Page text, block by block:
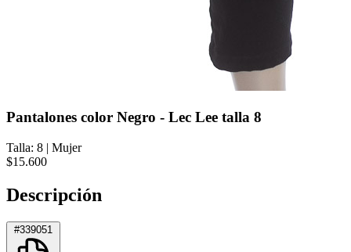
Pantalones color Negro - Lec Lee talla 8
Talla: 8 | Mujer
$15.600
Descripción
#339051